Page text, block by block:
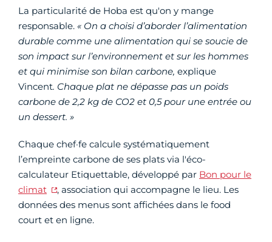
La particularité de Hoba est qu'on y mange
responsable. « On a choisi d’aborder l’alimentation
durable comme une alimentation qui se soucie de
son impact sur l’environnement et sur les hommes
et qui minimise son bilan carbone, explique
Vincent. Chaque plat ne dépasse pas un poids
carbone de 2,2 kg de CO2 et 0,5 pour une entrée ou
un dessert. »
Chaque chef·fe calcule systématiquement
l’empreinte carbone de ses plats via l'éco-
calculateur Etiquettable, développé par Bon pour le
climat
, association qui accompagne le lieu. Les
données des menus sont affichées dans le food
court et en ligne.